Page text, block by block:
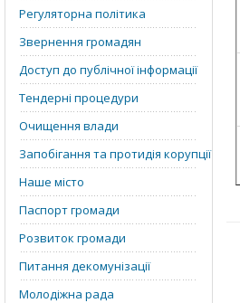
Регуляторна політика
Звернення громадян
Доступ до публічної інформації
Тендерні процедури
Очищення влади
Запобігання та протидія корупції
Наше місто
Паспорт громади
Розвиток громади
Питання декомунізації
Молодіжна рада